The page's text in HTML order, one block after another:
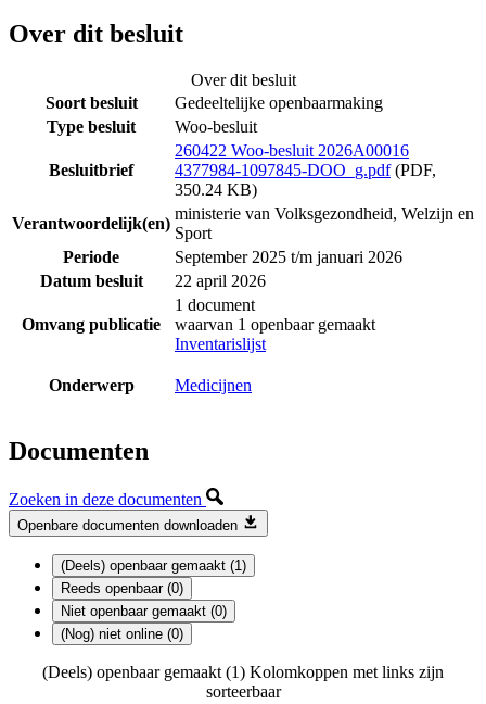
Over dit besluit
Over dit besluit
Soort besluit
Gedeeltelijke openbaarmaking
Type besluit
Woo-besluit
Besluitbrief
260422 Woo-besluit 2026A00016
4377984-1097845-DOO_g.pdf(PDF,
350.24 KB)
Verantwoordelijk(en)
ministerie van Volksgezondheid, Welzijn en
Sport
Periode
September 2025 t/m januari 2026
Datum besluit
22 april 2026
Omvang publicatie
1 document
waarvan 1 openbaar gemaakt
Inventarislijst
Onderwerp Medicijnen
Documenten
Zoeken in deze documenten
Openbare documenten downloaden
(Deels) openbaar gemaakt (1)
Reeds openbaar (0)
Niet openbaar gemaakt (0)
(Nog) niet online (0)
(Deels) openbaar gemaakt (1) Kolomkoppen met links zijn
sorteerbaar